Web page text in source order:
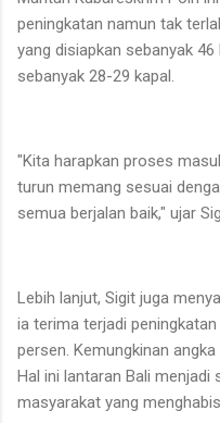
peningkatan namun tak
yang disiapkan sebanyak
sebanyak 28-29 kapal.
"Kita harapkan proses
turun memang sesuai
semua berjalan baik," ujar
Lebih lanjut, Sigit juga
ia terima terjadi
persen. Kemungkinan
Hal ini lantaran Bali
masyarakat yang